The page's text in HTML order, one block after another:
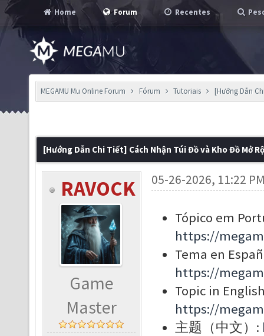
Home Forum Recentes
MEGAMU Mu Online Forum Fórum Tutoriais [Hướng Dẫn
[Hướng Dẫn Chi Tiết] Cách Nhận Túi Đồ và Kho Đồ Mở
RAVOCK
Game
Master
05-26-2026, 11:22
Tópico em
https://
Tema en
https://
Topic in
https://
主题（中文）: